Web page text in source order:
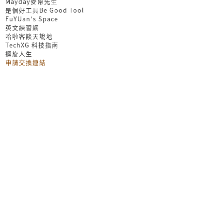
是個好工具Be Good Tool
FuYUan's Space
英文練習網
哈啦客談天說地
TechXG 科技指南
迴旋人生
申請交換連結